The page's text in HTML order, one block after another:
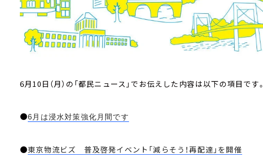
6月10日（月）の「都民ニュース」でお伝えした内容は以下の項目です。
●6月は浸水対策強化月間です
●東京物流ビズ 普及啓発イベント「減らそう！再配達」を開催